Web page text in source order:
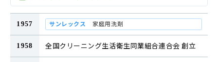
1957 サンレックス 家庭用洗剤
1958 全国クリーニング生活衛生同業組合連合会 創立